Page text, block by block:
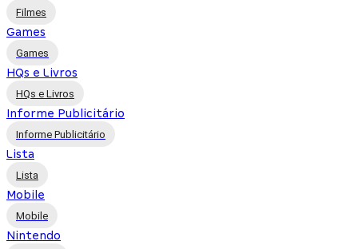
Filmes
Games
Games
HQs e Livros
HQs e Livros
Informe Publicitário
Informe Publicitário
Lista
Lista
Mobile
Mobile
Nintendo